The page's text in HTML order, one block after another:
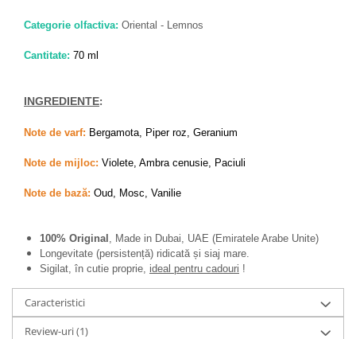
Categorie olfactiva: Oriental - Lemnos
Cantitate: 70 ml
INGREDIENTE:
Note de varf: Bergamota, Piper roz, Geranium
Note de mijloc: Violete, Ambra cenusie, Paciuli
Note de bază: Oud, Mosc, Vanilie
100% Original , Made in Dubai, UAE (Emiratele Arabe Unite)
Longevitate (persistență) ridicată și siaj mare.
Sigilat, în cutie proprie, ideal pentru cadouri !
Caracteristici
Review-uri(1)